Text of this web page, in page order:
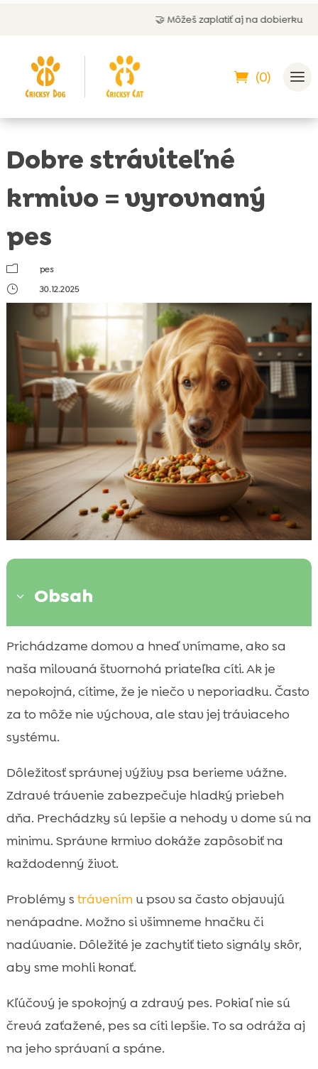
🤝 Môžeš zaplatiť aj na dobierku
(0)
Dobre stráviteľné
krmivo = vyrovnaný
pes
m
pes
}
30.12.2025
3 Obsah
 Prečo je dobrá stráviteľnosť krmiva kľúčom
k vyrovnanému správaniu
Ako spoznáme, že pes krmivo dobre trávi
Najčastejšie príčiny tráviacich problémov u
každodenný režim
Zloženie krmiva: čo podporuje ľahké
Čomu sa v krmive radšej vyhýbame, ak
chceme citlivé brucho bez komplikácií
Hypoalergénne receptúry ako pomoc pri
Ako správne prejsť na nové krmivo bez
hnačky a stresu
Kŕmny režim a dávkovanie: praktické tipy
pre stabilné trávenie
a citlivé krmivo
Mokré krmivo a hydratácia: kedy zaradiť
Ely wet food
Prichádzame domov a hneď vnímame, ako sa
naša milovaná štvornohá priateľka cíti. Ak je
nepokojná, cítime, že je niečo v neporiadku. Často
za to môže nie výchova, ale stav jej tráviaceho
systému.
Dôležitosť správnej výživy psa berieme vážne.
Zdravé trávenie zabezpečuje hladký priebeh
dňa. Prechádzky sú lepšie a nehody v dome sú na
minimu. Správne krmivo dokáže zapôsobiť na
každodenný život.
Problémy s trávenímu psov sa často objavujú
nenápadne. Možno si všimneme hnačku či
nadúvanie. Dôležité je zachytiť tieto signály skôr,
aby sme mohli konať.
Kľúčový je spokojný a zdravý pes. Pokiaľ nie sú
črevá zaťažené, pes sa cíti lepšie. To sa odráža aj
na jeho správaní a spáne.